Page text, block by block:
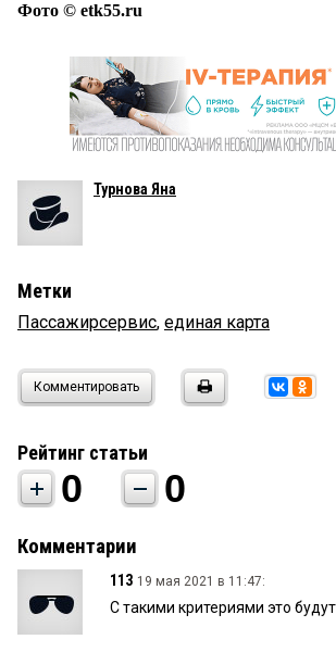
Фото © etk55.ru
Турнова Яна
Метки
Пассажирсервис, единая карта
Комментировать
Рейтинг статьи
0 0
Комментарии
113 19 мая 2021 в 11:47:
С такими критериями это